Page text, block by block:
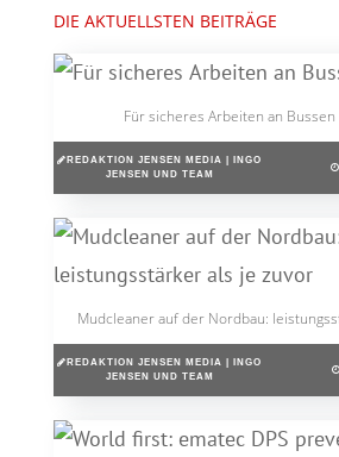
DIE AKTUELLSTEN BEITRÄGE
Für sicheres Arbeiten an Bussen
REDAKTION JENSEN MEDIA | INGO
JENSEN UND TEAM
Mudcleaner auf der Nordbau:
REDAKTION JENSEN MEDIA | INGO
JENSEN UND TEAM